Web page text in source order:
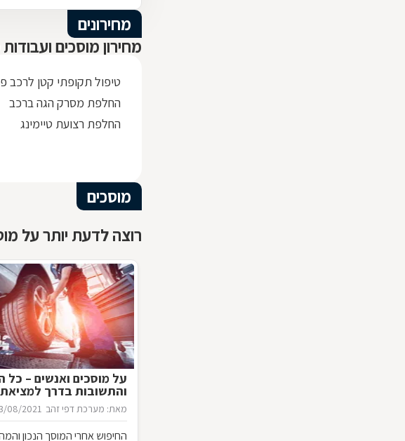
מחירונים
מחירון מוסכים
טיפול תקופתי קטן לרכב
החלפת מסרק הגה ברכב
החלפת רצועת טיימינג
מוסכים
רוצה לדעת יותר על
על מוסכים ואנשים – כל
והתשובות בדרך
מאת: מערכת דפי זהב 08/2021
החיפוש אחרי המוסך הנכון